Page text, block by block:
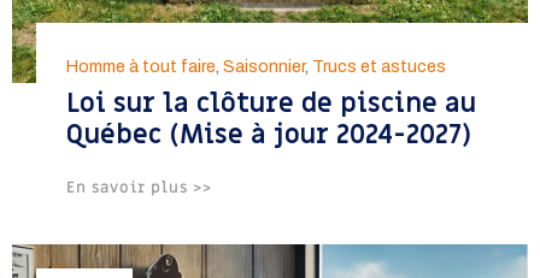
Homme à tout faire, Saisonnier, Trucs et astuces
Loi sur la clôture de piscine au
Québec (Mise à jour 2024-2027)
En savoir plus >>